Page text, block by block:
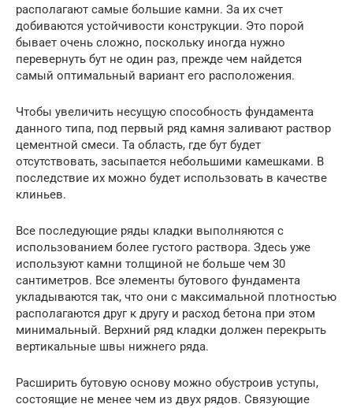
располагают самые большие камни. За их счет
добиваются устойчивости конструкции. Это порой
бывает очень сложно, поскольку иногда нужно
перевернуть бут не один раз, прежде чем найдется
самый оптимальный вариант его расположения.
Чтобы увеличить несущую способность фундамента
данного типа, под первый ряд камня заливают раствор
цементной смеси. Та область, где бут будет
отсутствовать, засыпается небольшими камешками. В
последствие их можно будет использовать в качестве
клиньев.
Все последующие ряды кладки выполняются с
использованием более густого раствора. Здесь уже
используют камни толщиной не больше чем 30
сантиметров. Все элементы бутового фундамента
укладываются так, что они с максимальной плотностью
располагаются друг к другу и расход бетона при этом
минимальный. Верхний ряд кладки должен перекрыть
вертикальные швы нижнего ряда.
Расширить бутовую основу можно обустроив уступы,
состоящие не менее чем из двух рядов. Связующие